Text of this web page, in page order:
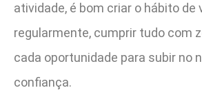
atividade, é bom criar o hábito de
regularmente, cumprir tudo com
cada oportunidade para subir no
confiança.